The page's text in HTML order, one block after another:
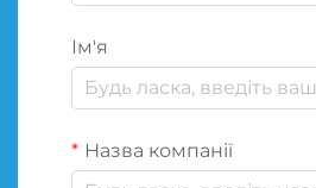
Ім'я
Назва компанії